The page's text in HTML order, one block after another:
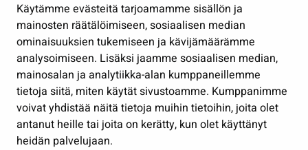
Käytämme evästeitä tarjoamamme sisällön ja
mainosten räätälöimiseen, sosiaalisen median
ominaisuuksien tukemiseen ja kävijämäärämme
analysoimiseen. Lisäksi jaamme sosiaalisen median,
mainosalan ja analytiikka-alan kumppaneillemme
tietoja siitä, miten käytät sivustoamme. Kumppanimme
voivat yhdistää näitä tietoja muihin tietoihin, joita olet
antanut heille tai joita on kerätty, kun olet käyttänyt
heidän palvelujaan.
Työ ja yrittäminen
Osallistu ja asioi
Näytä omat evästeasetukseni
Seuraa meitä